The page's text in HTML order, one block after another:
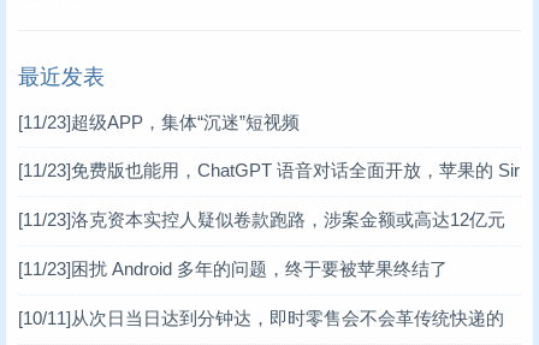
最近发表
[11/23]超级APP，集体“沉迷”短视频
[11/23]免费版也能用，ChatGPT 语音对话全面开放，苹果的 Sir
[11/23]洛克资本实控人疑似卷款跑路，涉案金额或高达12亿元
[11/23]困扰 Android 多年的问题，终于要被苹果终结了
[10/11]从次日当日达到分钟达，即时零售会不会革传统快递的